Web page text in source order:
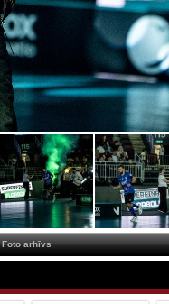
Foto arhīvs